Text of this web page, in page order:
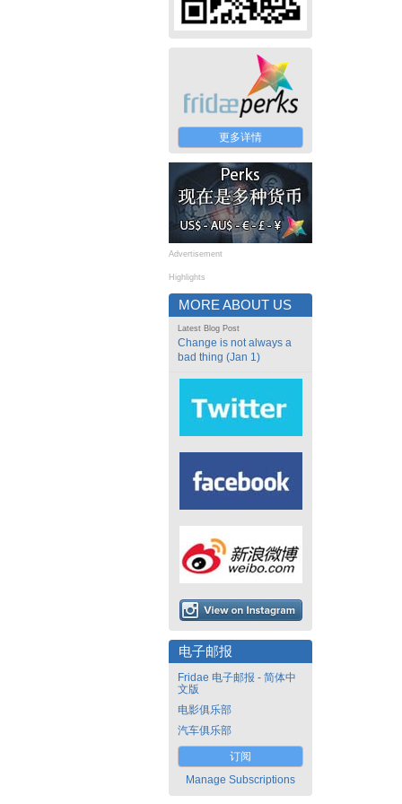
更多详情
Advertisement
Highlights
MORE ABOUT US
Latest Blog Post
Change is not always a
bad thing (Jan 1)
电子邮报
Fridae 电子邮报 - 简体中
文版
电影俱乐部
汽车俱乐部
订阅
Manage Subscriptions